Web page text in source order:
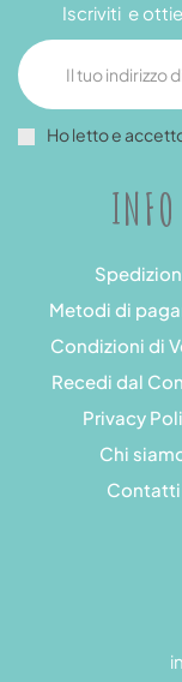
INFO
Metodi di
Condizioni di
Recedi dal
Privacy
Chi
Contatti
Iscriviti e
Ho letto e